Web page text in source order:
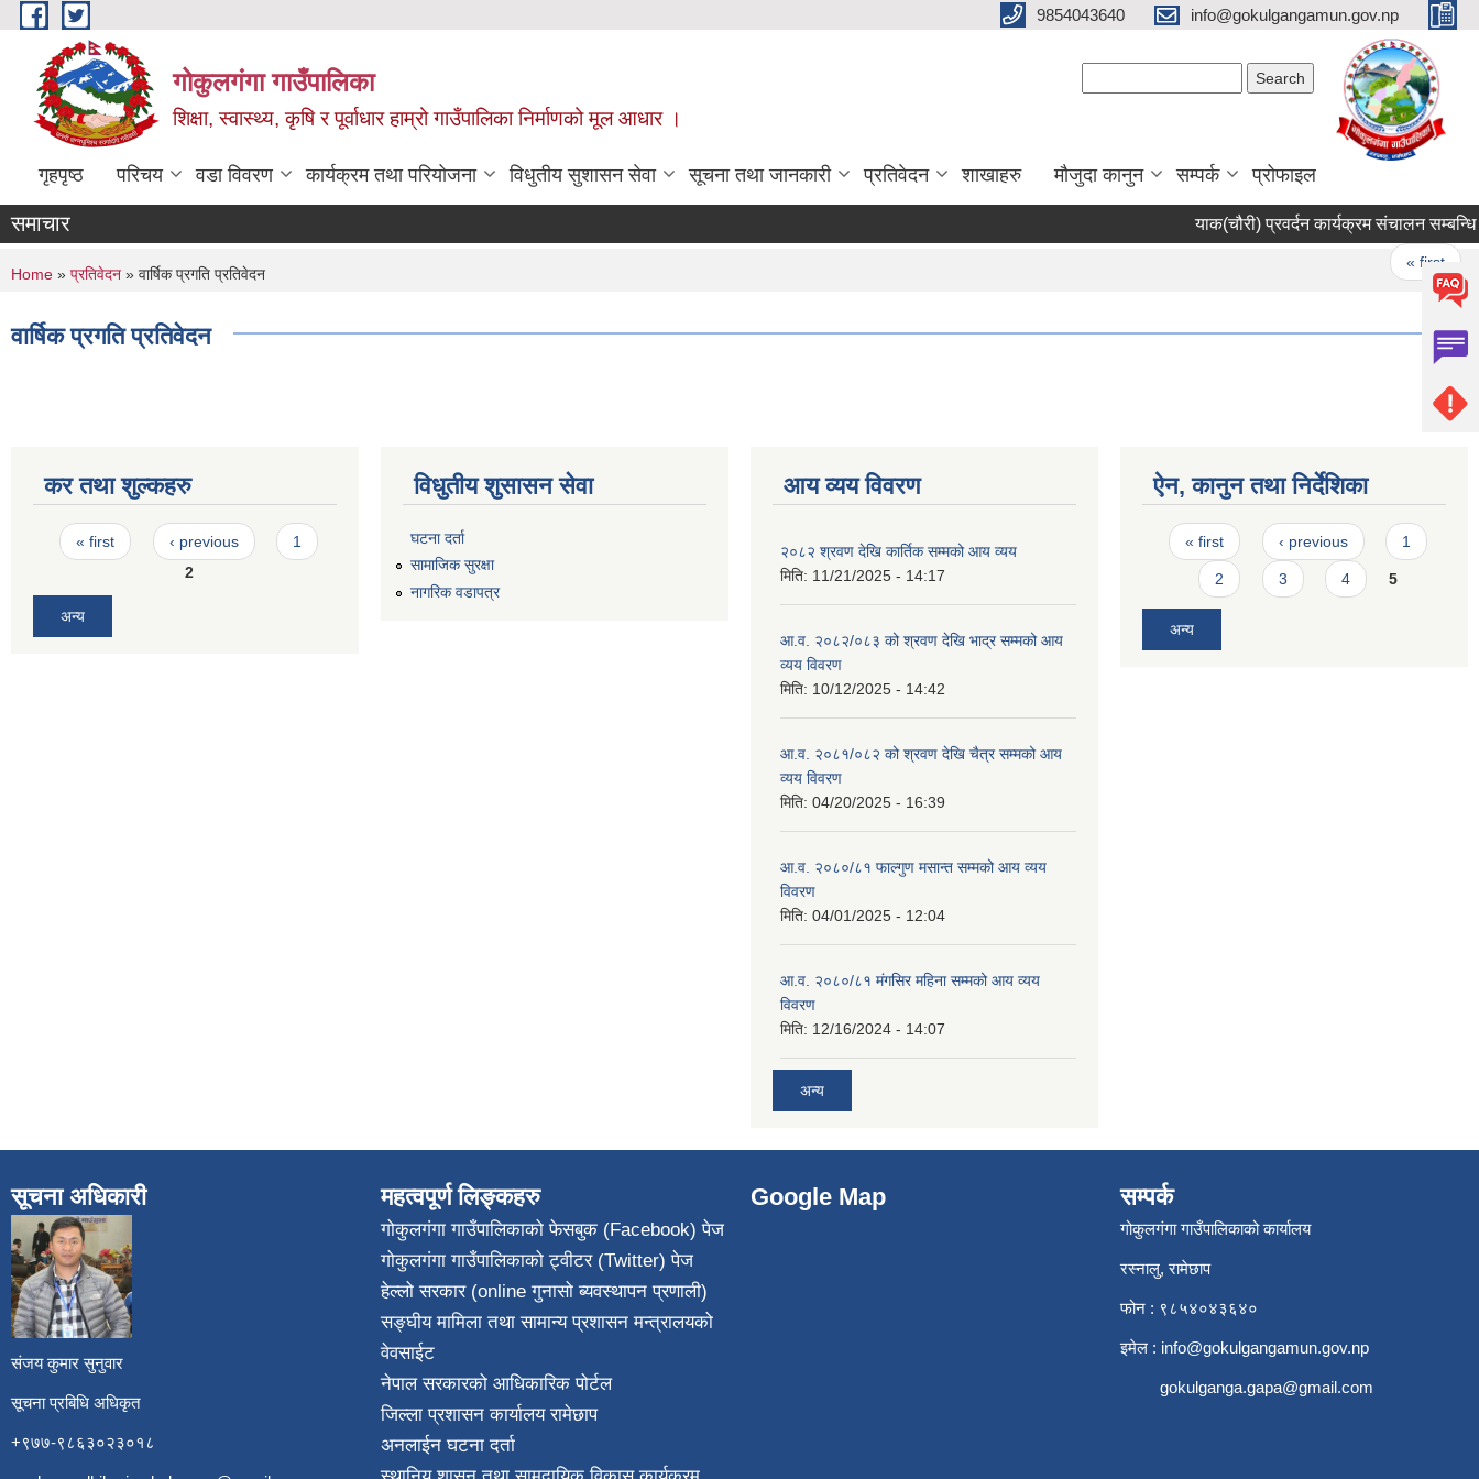
Skip to main content 9854043640 info@gokulgangamun.gov.np
गोकुलगंगा गाउँपालिका
शिक्षा, स्वास्थ्य, कृषि र पूर्वाधार हाम्रो गाउँपालिका निर्माणको मूल आधार ।
गृहपृष्ठ परिचय वडा विवरण कार्यक्रम तथा परियोजना विधुतीय सुशासन सेवा सूचना तथा जानकारी प्रतिवेदन शाखाहरु मौजुदा कानुन सम्पर्क प्रोफाइल
समाचार याक(चौरी) प्रवर्दन कार्यक्रम संचालन सम्बन्धि
« first
You are here
Home » प्रतिवेदन » वार्षिक प्रगति प्रतिवेदन
वार्षिक प्रगति प्रतिवेदन
कर तथा शुल्कहरु
Pages
« first ‹ previous
1
2
अन्य
विधुतीय शुसासन सेवा
घटना दर्ता
सामाजिक सुरक्षा
नागरिक वडापत्र
आय व्यय विवरण
२०८२ श्रवण देखि कार्तिक सम्मको आय व्यय
मिति: 11/21/2025 - 14:17
आ.व. २०८२/०८३ को श्रवण देखि भाद्र सम्मको आय
व्यय विवरण
मिति: 10/12/2025 - 14:42
आ.व. २०८१/०८२ को श्रवण देखि चैत्र सम्मको आय
व्यय विवरण
मिति: 04/20/2025 - 16:39
आ.व. २०८०/८१ फाल्गुण मसान्त सम्मको आय व्यय
विवरण
मिति: 04/01/2025 - 12:04
आ.व. २०८०/८१ मंगसिर महिना सम्मको आय व्यय
विवरण
मिति: 12/16/2024 - 14:07
अन्य
ऐन, कानुन तथा निर्देशिका
Pages
« first ‹ previous 1
2 3 4 5
अन्य
सूचना अधिकारी
संजय कुमार सुनुवार
सूचना प्रबिधि अधिकृत
+९७७-९८६३०२३०१८
महत्वपूर्ण लिङ्कहरु
गोकुलगंगा गाउँपालिकाको फेसबुक (Facebook) पेज
गोकुलगंगा गाउँपालिकाको ट्वीटर (Twitter) पेज
हेल्लो सरकार (online गुनासो ब्यवस्थापन प्रणाली)
सङ्घीय मामिला तथा सामान्य प्रशासन मन्त्रालयको
वेवसाईट
नेपाल सरकारको आधिकारिक पोर्टल
जिल्ला प्रशासन कार्यालय रामेछाप
अनलाईन घटना दर्ता
Google Map सम्पर्क
गोकुलगंगा गाउँपालिकाको कार्यालय
रस्नालु, रामेछाप
फोन : ९८५४०४३६४०
इमेल : info@gokulgangamun.gov.np
gokulganga.gapa@gmail.com